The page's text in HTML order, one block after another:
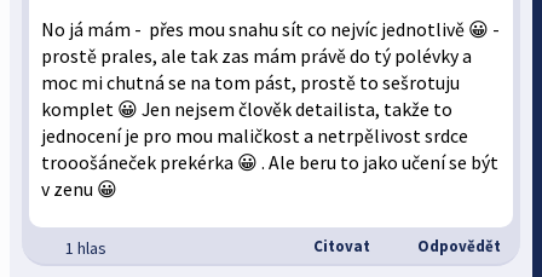
No já mám - přes mou snahu sít co nejvíc jednotlivě 😀 -
prostě prales, ale tak zas mám právě do tý polévky a
moc mi chutná se na tom pást, prostě to sešrotuju
komplet 😀 Jen nejsem člověk detailista, takže to
jednocení je pro mou maličkost a netrpělivost srdce
trooošáneček prekérka 😀 . Ale beru to jako učení se být
v zenu 😀
1 hlas Citovat Odpovědět